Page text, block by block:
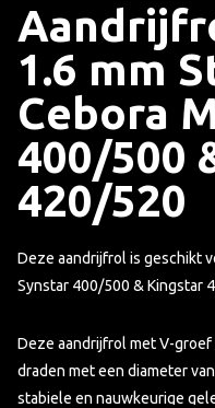
1.6 mm
Cebora
400/500
420/520
Deze aandrijfrol is geschikt
Synstar 400/500 & Kingstar
Deze aandrijfrol met V-
draden met een diameter
stabiele en nauwkeurige